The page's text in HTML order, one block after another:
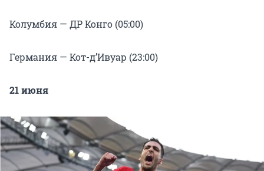
Колумбия — ДР Конго (05:00)
Германия — Кот-д’Ивуар (23:00)
21 июня